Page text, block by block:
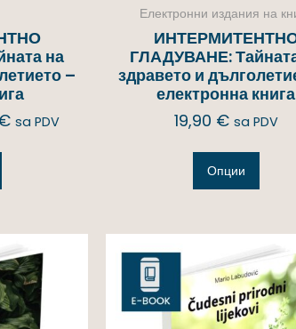
на
–
sa PDV
Електронни издания на
ГЛАДУВАНЕ:
здравето и
електронна книга
19,90 € sa PDV
Опции